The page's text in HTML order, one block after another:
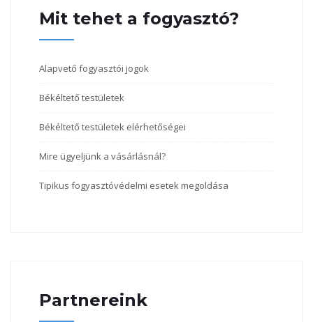
Mit tehet a fogyasztó?
Alapvető fogyasztói jogok
Békéltető testületek
Békéltető testületek elérhetőségei
Mire ügyeljünk a vásárlásnál?
Tipikus fogyasztóvédelmi esetek megoldása
Partnereink